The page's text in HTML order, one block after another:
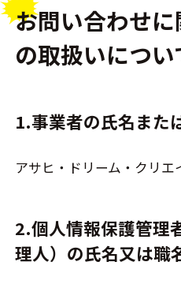
お問い合わせ
の取扱いについ
1.事業者の氏名また
アサヒ・ドリーム・クリエ
2.個人情報保護管理
理人）の氏名又は職